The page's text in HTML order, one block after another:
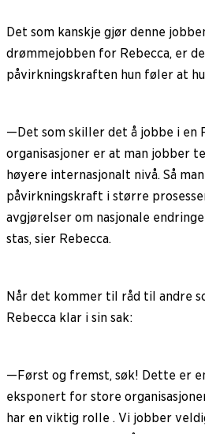
Det som kanskje gjør denne
drømmejobben for Rebecca, er
påvirkningskraften hun føler at
—Det som skiller det å jobbe i en
organisasjoner er at man jobber
høyere internasjonalt nivå. Så
påvirkningskraft i større
avgjørelser om nasjonale
stas, sier Rebecca.
Når det kommer til råd til andre
Rebecca klar i sin sak:
—Først og fremst, søk! Dette er
eksponert for store
har en viktig rolle . Vi jobber